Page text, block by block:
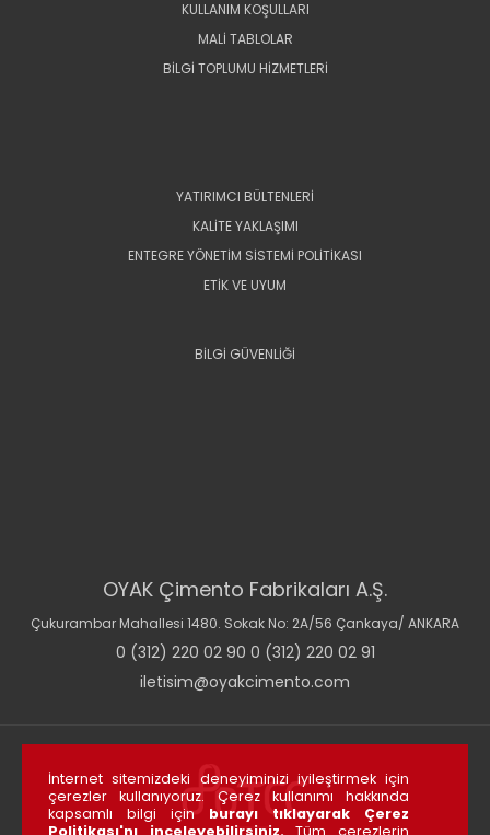
KULLANIM KOŞULLARI
MALİ TABLOLAR
BİLGİ TOPLUMU HİZMETLERİ
YATIRIMCI BÜLTENLERİ
KALİTE YAKLAŞIMI
ENTEGRE YÖNETİM SİSTEMİ POLİTİKASI
ETİK VE UYUM
BİLGİ GÜVENLİĞİ
OYAK Çimento Fabrikaları A.Ş.
Çukurambar Mahallesi 1480. Sokak No: 2A/56 Çankaya/ ANKARA
0 (312) 220 02 90 0 (312) 220 02 91
iletisim@oyakcimento.com
İnternet sitemizdeki deneyiminizi iyileştirmek için
çerezler kullanıyoruz. Çerez kullanımı hakkında
kapsamlı bilgi için burayı tıklayarak Çerez
Politikası'nı inceleyebilirsiniz. Tüm çerezlerin